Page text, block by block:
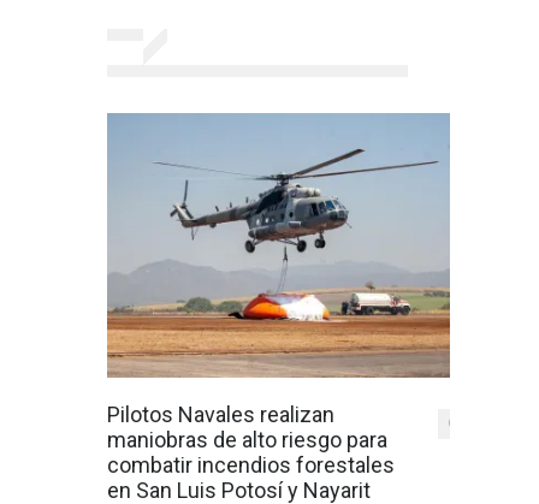
Pilotos Navales realizan
maniobras de alto riesgo para
combatir incendios forestales
en San Luis Potosí y Nayarit
0